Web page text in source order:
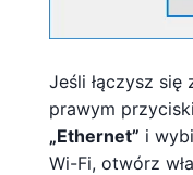
Jeśli łączysz się
prawym
„Ethernet” i
Wi-Fi, otwórz